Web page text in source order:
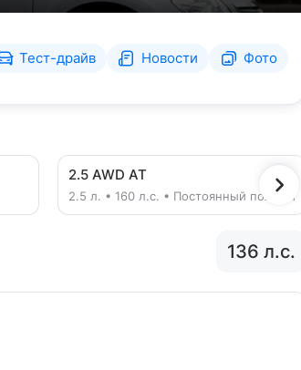
Тест-драйв Новости Фото
2.5 AWD AT
2.5 л. • 160 л.с. • Постоянный полный
136 л.с.